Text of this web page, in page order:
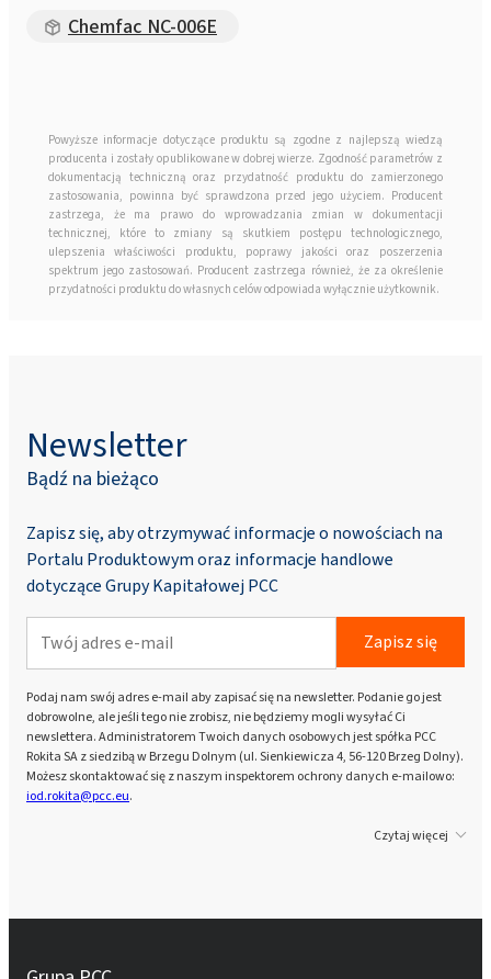
Chemfac NC-006E
Powyższe informacje dotyczące produktu są zgodne z najlepszą wiedzą
producenta i zostały opublikowane w dobrej wierze. Zgodność parametrów z
dokumentacją techniczną oraz przydatność produktu do zamierzonego
zastosowania, powinna być sprawdzona przed jego użyciem. Producent
zastrzega, że ma prawo do wprowadzania zmian w dokumentacji
technicznej, które to zmiany są skutkiem postępu technologicznego,
ulepszenia właściwości produktu, poprawy jakości oraz poszerzenia
spektrum jego zastosowań. Producent zastrzega również, że za określenie
przydatności produktu do własnych celów odpowiada wyłącznie użytkownik.
Newsletter
Bądź na bieżąco
Zapisz się, aby otrzymywać informacje o nowościach na
Portalu Produktowym oraz informacje handlowe
dotyczące Grupy Kapitałowej PCC
Zapisz się
Podaj nam swój adres e-mail aby zapisać się na newsletter. Podanie go jest
dobrowolne, ale jeśli tego nie zrobisz, nie będziemy mogli wysyłać Ci
newslettera. Administratorem Twoich danych osobowych jest spółka PCC
Rokita SA z siedzibą w Brzegu Dolnym (ul. Sienkiewicza 4, 56-120 Brzeg Dolny).
Możesz skontaktować się z naszym inspektorem ochrony danych e-mailowo:
iod.rokita@pcc.eu.
Czytaj więcej